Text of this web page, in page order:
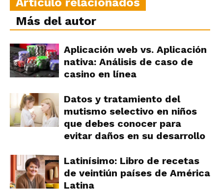
Más del autor
Aplicación web vs. Aplicación
nativa: Análisis de caso de
casino en línea
Datos y tratamiento del
mutismo selectivo en niños
que debes conocer para
evitar daños en su desarrollo
Latinísimo: Libro de recetas
de veintiún países de América
Latina